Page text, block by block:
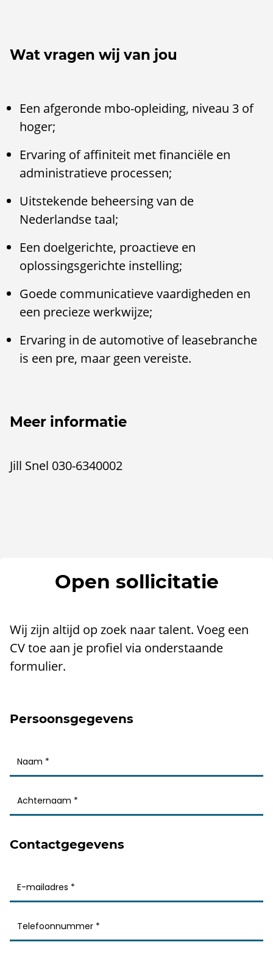
Wat vragen wij van jou
Een afgeronde mbo-opleiding, niveau 3 of
hoger;
Ervaring of affiniteit met financiële en
administratieve processen;
Uitstekende beheersing van de
Nederlandse taal;
Een doelgerichte, proactieve en
oplossingsgerichte instelling;
Goede communicatieve vaardigheden en
een precieze werkwijze;
Ervaring in de automotive of leasebranche
is een pre, maar geen vereiste.
Meer informatie
Jill Snel 030-6340002
Open sollicitatie
Wij zijn altijd op zoek naar talent. Voeg een
CV toe aan je profiel via onderstaande
formulier.
Persoonsgegevens
Contactgegevens